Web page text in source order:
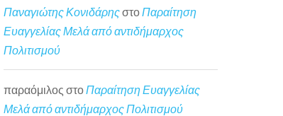
Παναγιώτης ΚονιδάρηςστοΠαραίτηση
Ευαγγελίας Μελά από αντιδήμαρχος
Πολιτισμού
παραόμιλος στο Παραίτηση Ευαγγελίας
Μελά από αντιδήμαρχος Πολιτισμού